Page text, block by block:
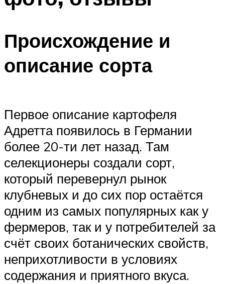
Происхождение и
описание сорта
Первое описание картофеля
Адретта появилось в Германии
более 20-ти лет назад. Там
селекционеры создали сорт,
который перевернул рынок
клубневых и до сих пор остаётся
одним из самых популярных как у
фермеров, так и у потребителей за
счёт своих ботанических свойств,
неприхотливости в условиях
содержания и приятного вкуса.